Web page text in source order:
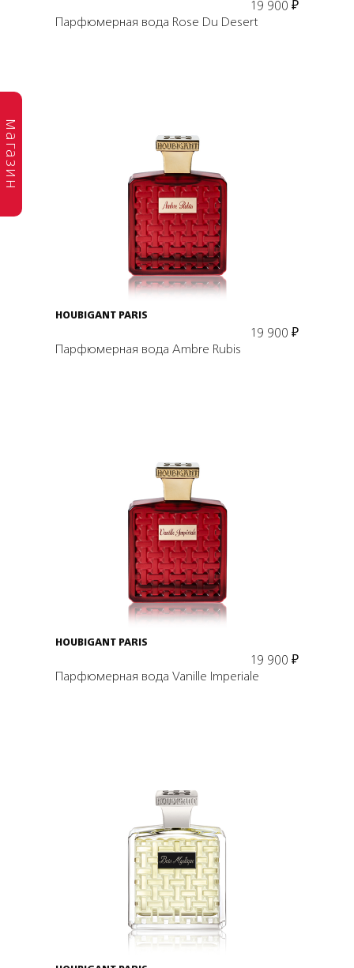
магазин
19 900 ₽
Парфюмерная вода Rose Du Desert
Подробнее
В корзину
HOUBIGANT PARIS
19 900 ₽
Парфюмерная вода Ambre Rubis
Подробнее
В корзину
HOUBIGANT PARIS
19 900 ₽
Парфюмерная вода Vanille Imperiale
Подробнее
В корзину